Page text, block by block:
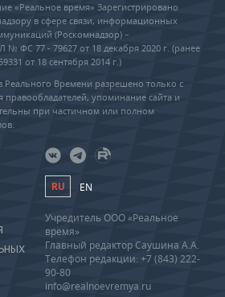
«Реальное время» Зарегистрировано
в сфере связи, информационных
(Роскомнадзор) –
ФС 77 - 79627 от 18 декабря 2020 г. (ранее
от 18 сентября 2014 г.)
Реального Времени разрешено только с
правообладателей, упоминание сайта и
при частичном или полном
RU EN
Учредитель ООО «Реальное
время»
Главный редактор Саушина А.А.
Телефон редакции: +7 (843) 222-
90-80
info@realnoevremya.ru